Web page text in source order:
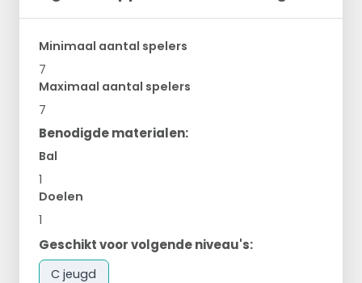
Minimaal aantal spelers
7
Maximaal aantal spelers
7
Benodigde materialen:
Bal
1
Doelen
1
Geschikt voor volgende niveau's:
C jeugd